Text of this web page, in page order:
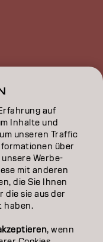
auf
Inhalte und
unseren Traffic
über
Werbe-
mit anderen
die Sie Ihnen
die sie aus der
haben.
, wenn